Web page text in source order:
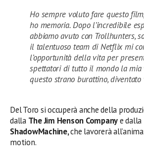
Ho sempre voluto fare questo
ho memoria. Dopo l’incredibile
abbiamo avuto con Trollhunters,
il talentuoso team di Netflix mi
l’opportunità della vita per
spettatori di tutto il mondo la mia
questo strano burattino, diventato
Del Toro si occuperà anche della
dalla The Jim Henson Companye dalla
ShadowMachine,che lavorerà
motion.